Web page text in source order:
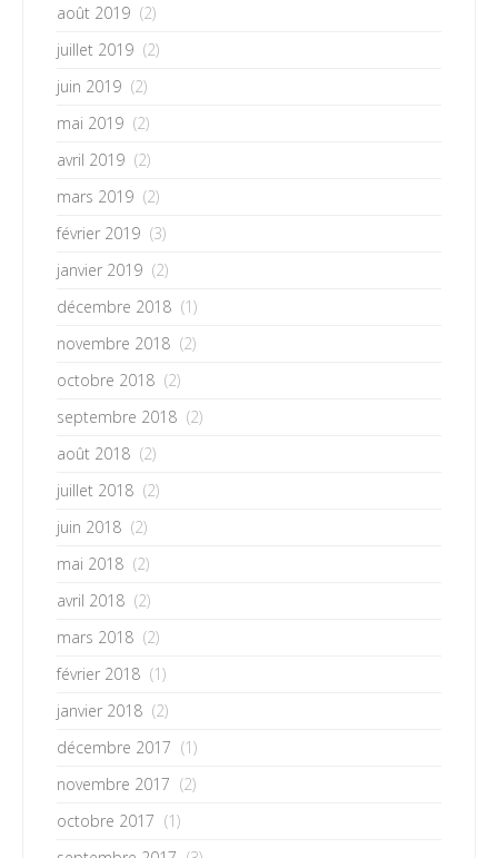
août 2019 (2)
juillet 2019 (2)
juin 2019 (2)
mai 2019 (2)
avril 2019 (2)
mars 2019 (2)
février 2019 (3)
janvier 2019 (2)
décembre 2018 (1)
novembre 2018 (2)
octobre 2018 (2)
septembre 2018 (2)
août 2018 (2)
juillet 2018 (2)
juin 2018 (2)
mai 2018 (2)
avril 2018 (2)
mars 2018 (2)
février 2018 (1)
janvier 2018 (2)
décembre 2017 (1)
novembre 2017 (2)
octobre 2017 (1)